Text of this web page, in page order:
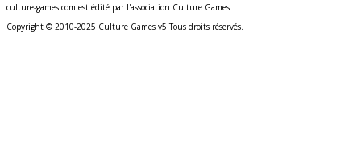
culture-games.com est édité par l'association Culture Games
Copyright © 2010-2025 Culture Games v5 Tous droits réservés.